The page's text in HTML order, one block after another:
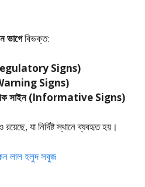
ভাগেবিভক্ত:
(Regulatory Signs)
Signs)
সাইন (Informative Signs)
যা নির্দিষ্ট স্থানে ব্যবহৃত হয়।
লাল হলুদ সবুজ